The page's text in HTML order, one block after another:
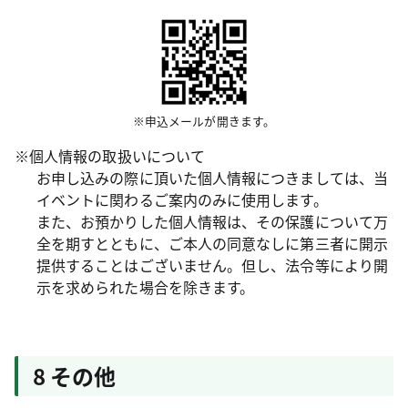
※申込メールが開きます。
※個人情報の取扱いについて
お申し込みの際に頂いた個人情報につきましては、当
イベントに関わるご案内のみに使用します。
また、お預かりした個人情報は、その保護について万
全を期すとともに、ご本人の同意なしに第三者に開示
提供することはございません。但し、法令等により開
示を求められた場合を除きます。
8 その他